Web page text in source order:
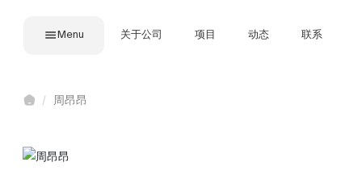
Menu 关于公司 项目 动态 联系
周昂昂